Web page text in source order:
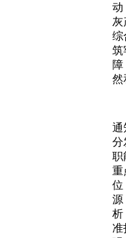
动
灰
综
筑
障
然
通
分
职
重
位
源
析
准